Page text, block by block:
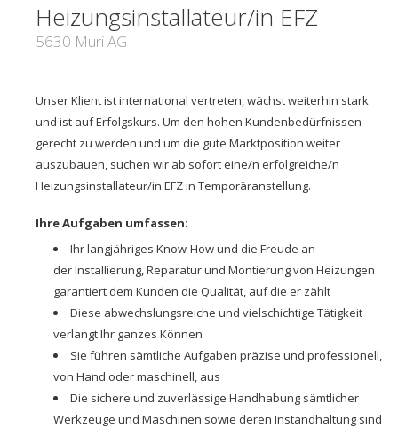
Heizungsinstallateur/in EFZ
5630 Muri AG
Unser Klient ist international vertreten, wächst weiterhin stark
und ist auf Erfolgskurs. Um den hohen Kundenbedürfnissen
gerecht zu werden und um die gute Marktposition weiter
auszubauen, suchen wir ab sofort eine/n erfolgreiche/n
Heizungsinstallateur/in EFZ in Temporäranstellung.
Ihre Aufgaben umfassen:
Ihr langjähriges Know-How und die Freude an
der Installierung, Reparatur und Montierung von Heizungen
garantiert dem Kunden die Qualität, auf die er zählt
Diese abwechslungsreiche und vielschichtige Tätigkeit
verlangt Ihr ganzes Können
Sie führen sämtliche Aufgaben präzise und professionell,
von Hand oder maschinell, aus
Die sichere und zuverlässige Handhabung sämtlicher
Werkzeuge und Maschinen sowie deren Instandhaltung sind